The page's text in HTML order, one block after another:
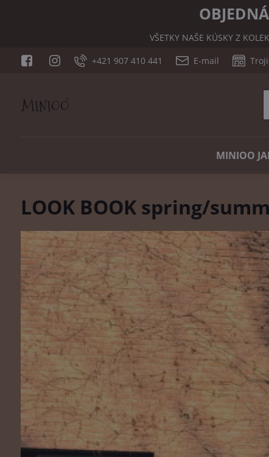
VŠETKY NAŠE KÚSKY Z
+421 907 410 441
E-mail
MINIOO
LOOK BOOK spring/